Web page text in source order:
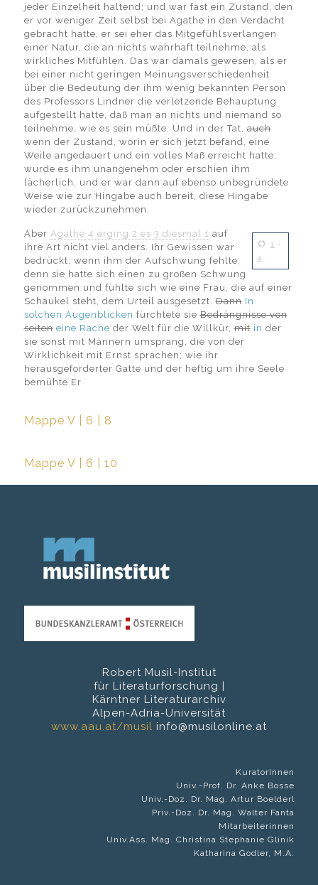
jeder Einzelheit haltend; und war fast ein Zustand, den
er vor weniger Zeit selbst bei Agathe in den Verdacht
gebracht hatte, er sei eher das Mitgefühlsverlangen
einer Natur, die an nichts wahrhaft teilnehme, als
wirkliches Mitfühlen. Das war damals gewesen, als er
bei einer nicht geringen Meinungsverschiedenheit
über die Bedeutung der ihm wenig bekannten Person
des Professors Lindner die verletzende Behauptung
aufgestellt hatte, daß man an nichts und niemand so
teilnehme, wie es sein müßte. Und in der Tat,auch
wenn der Zustand, worin er sich jetzt befand, eine
Weile angedauert und ein volles Maß erreicht hatte,
wurde es ihm unangenehm oder erschien ihm
lächerlich, und er war dann auf ebenso unbegründete
Weise wie zur Hingabe auch bereit, diese Hingabe
wieder zurückzunehmen.
Aber Agathe 4 erging 2 es 3 diesmal 1
1 -
4 .
auf
ihre Art nicht viel anders. Ihr Gewissen war
bedrückt, wenn ihm der Aufschwung fehlte;
denn sie hatte sich einen zu großen Schwung
genommen und fühlte sich wie eine Frau, die auf einer
Schaukel steht, dem Urteil ausgesetzt.Dann In
solchen Augenblicken fürchtete sieBedrängnisse von
seiten eine Rache der Welt für die Willkür,mit in der
sie sonst mit Männern umsprang, die von der
Wirklichkeit mit Ernst sprachen; wie ihr
herausgeforderter Gatte und der heftig um ihre Seele
bemühte Er
Mappe V | 6 | 8
Mappe V | 6 | 10
Robert Musil-Institut
für Literaturforschung |
Kärntner Literaturarchiv
Alpen-Adria-Universität
www.aau.at/musil info@musilonline.at
KuratorInnen
Univ.-Prof. Dr. Anke Bosse
Univ.-Doz. Dr. Mag. Artur Boelderl
Priv.-Doz. Dr. Mag. Walter Fanta
Mitarbeiterinnen
Univ.Ass. Mag. Christina Stephanie Glinik
Katharina Godler, M.A.